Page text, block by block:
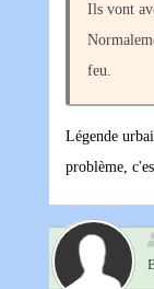
Ils vont
feu.
Légende
problème,